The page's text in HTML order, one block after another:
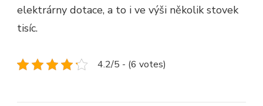
elektrárny dotace, a to i ve výši několik stovek
tisíc.
4.2/5 - (6 votes)